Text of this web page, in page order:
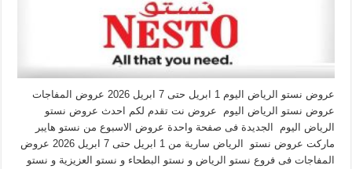
عروض نستو الرياض اليوم 1 ابريل حتى 7 ابريل 2026 عروض المفاجات
عروض نستو الرياض اليوم عروض نت تقدم لكم احدث عروض نستو
الرياض اليوم الجديدة فى صفحة واحدة عروض الاسبوع من نستو هايبر
ماركت عروض نستو الرياض سارية من 1 ابريل حتى 7 ابريل 2026 عروض
المفاجات فى فروع نستو الرياض و نستو البطحاء و نستو العزيزية و نستو